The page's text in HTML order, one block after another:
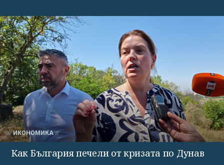
ИКОНОМИКА
Как България печели от кризата по Дунав